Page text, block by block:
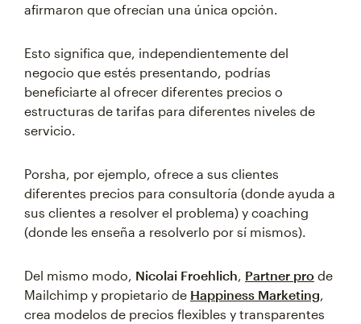
afirmaron que ofrecían una única opción.
Esto significa que, independientemente del
negocio que estés presentando, podrías
beneficiarte al ofrecer diferentes precios o
estructuras de tarifas para diferentes niveles de
servicio.
Porsha, por ejemplo, ofrece a sus clientes
diferentes precios para consultoría (donde ayuda a
sus clientes a resolver el problema) y coaching
(donde les enseña a resolverlo por sí mismos).
Del mismo modo, Nicolai Froehlich, Partner pro de
Mailchimp y propietario de Happiness Marketing,
crea modelos de precios flexibles y transparentes